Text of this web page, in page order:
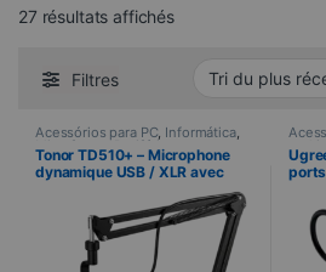
27 résultats affichésTrié du plus récent
Filtres
Acessórios para PC, Informática,
Microfones , Periféricos
Tonor TD510+ – Microphone
dynamique USB / XLR avec